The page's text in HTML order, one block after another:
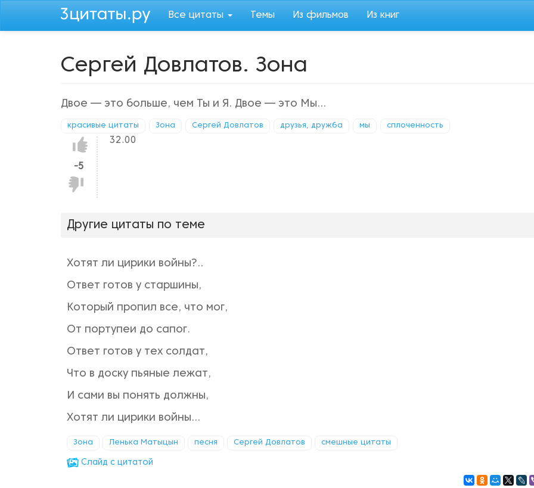
Все цитаты Темы Из фильмов Из книг
Сергей Довлатов. Зона
Двое — это больше, чем Ты и Я. Двое — это Мы...
красивые цитаты Зона Сергей Довлатов друзья, дружба мы сплоченность
Нравится!
-5
Не
нравится!
32.00
Другие цитаты по теме
Хотят ли цирики войны?..
Ответ готов у старшины,
Который пропил все, что мог,
От портупеи до сапог.
Ответ готов у тех солдат,
Что в доску пьяные лежат,
И сами вы понять должны,
Хотят ли цирики войны…
Зона Ленька Матыцын песня Сергей Довлатов смешные цитаты
Cлайд с цитатой